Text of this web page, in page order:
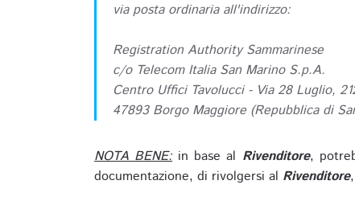
via posta ordinaria all'indirizzo:
Registration Authority Sammarinese
c/o Telecom Italia San Marino S.p.A.
Centro Uffici Tavolucci - Via 28 Luglio,
47893 Borgo Maggiore (Repubblica di
NOTA BENE: in base al Rivenditore,
documentazione, di rivolgersi al Rivenditore